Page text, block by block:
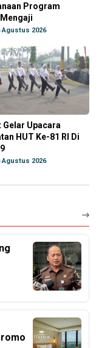
Program
Agustus 2026
Gelar Upacara
HUT Ke-81 RI Di
Agustus 2026